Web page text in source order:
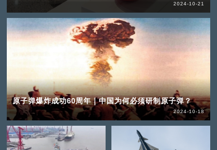
2024-10-21
原子弹爆炸成功60周年｜中国为何必须研制原子弹？
2024-10-18